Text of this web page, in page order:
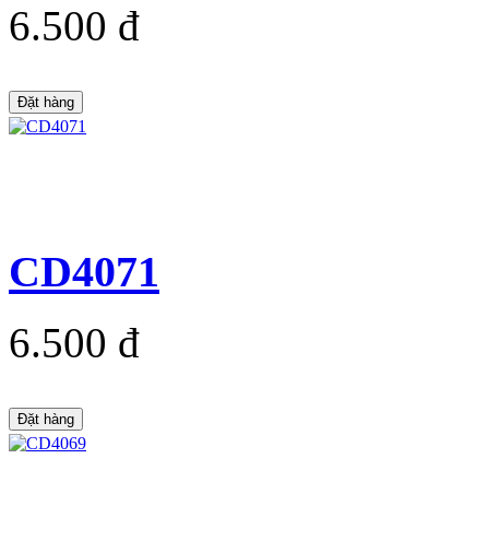
6.500 đ
Đặt hàng
CD4071
6.500 đ
Đặt hàng